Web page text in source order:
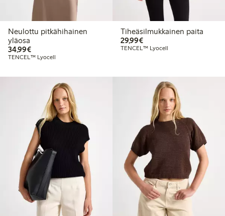
Neulottu pitkähihainen
yläosa
34,99€34,99 €
TENCEL™ Lyocell
Tiheäsilmukkainen paita
29,99€29,99 €
TENCEL™ Lyocell